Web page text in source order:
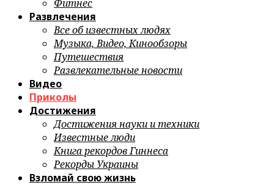
Фитнес
Развлечения
Все об известных людях
Музыка, Видео, Кинообзоры
Путешествия
Развлекательные новости
Видео
Приколы
Достижения
Достижения науки и техники
Известные люди
Книга рекордов Гиннеса
Рекорды Украины
Взломай свою жизнь